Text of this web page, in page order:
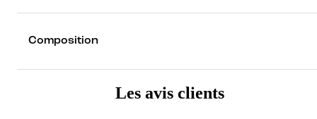
Composition
Les avis clients